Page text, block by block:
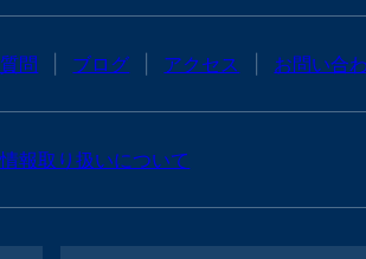
問 ブログ アクセス お問い合
報取り扱いについて